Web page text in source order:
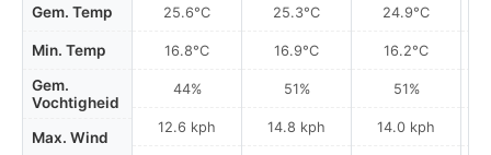
Gem. Temp
Min. Temp
Gem.
Vochtigheid
Max. Wind
25.6°C
16.8°C
44%
12.6 kph
25.3°C
16.9°C
51%
14.8 kph
24.9°C
16.2°C
51%
14.0 kph